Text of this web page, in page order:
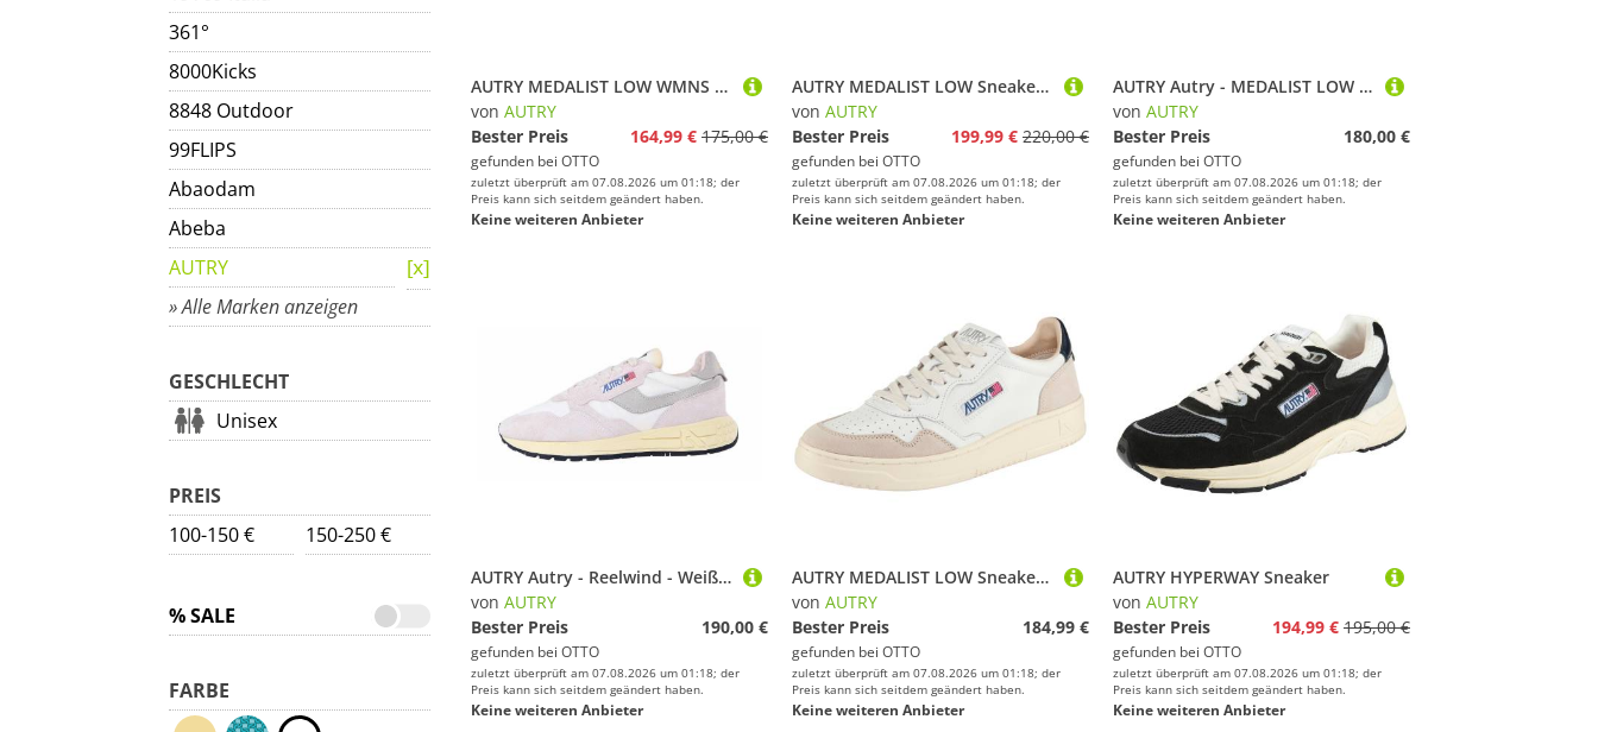
361°
8000Kicks
8848 Outdoor
99FLIPS
Abaodam
Abeba
AUTRY
» Alle Marken anzeigen
GESCHLECHT
Unisex
PREIS
100-150 €
150-250 €
% SALE
FARBE
AUTRY MEDALIST LOW WMNS Sneaker
von AUTRY
Bester Preis
164,99 € 175,00 €
gefunden bei OTTO
zuletzt überprüft am 07.08.2026 um 01:18; der
Preis kann sich seitdem geändert haben.
Keine weiteren Anbieter
AUTRY MEDALIST LOW Sneaker aus Leder
von AUTRY
Bester Preis
199,99 € 220,00 €
gefunden bei OTTO
zuletzt überprüft am 07.08.2026 um 01:18; der
Preis kann sich seitdem geändert haben.
Keine weiteren Anbieter
AUTRY Autry - MEDALIST LOW - Weiß Schnürschuh
von AUTRY
Bester Preis
180,00 €
gefunden bei OTTO
zuletzt überprüft am 07.08.2026 um 01:18; der
Preis kann sich seitdem geändert haben.
Keine weiteren Anbieter
AUTRY Autry - Reelwind - Weiß Schnürschuh
von AUTRY
Bester Preis
190,00 €
gefunden bei OTTO
zuletzt überprüft am 07.08.2026 um 01:18; der
Preis kann sich seitdem geändert haben.
Keine weiteren Anbieter
AUTRY MEDALIST LOW Sneaker aus Leder
von AUTRY
Bester Preis
184,99 €
gefunden bei OTTO
zuletzt überprüft am 07.08.2026 um 01:18; der
Preis kann sich seitdem geändert haben.
Keine weiteren Anbieter
AUTRY HYPERWAY Sneaker
von AUTRY
Bester Preis
194,99 € 195,00 €
gefunden bei OTTO
zuletzt überprüft am 07.08.2026 um 01:18; der
Preis kann sich seitdem geändert haben.
Keine weiteren Anbieter